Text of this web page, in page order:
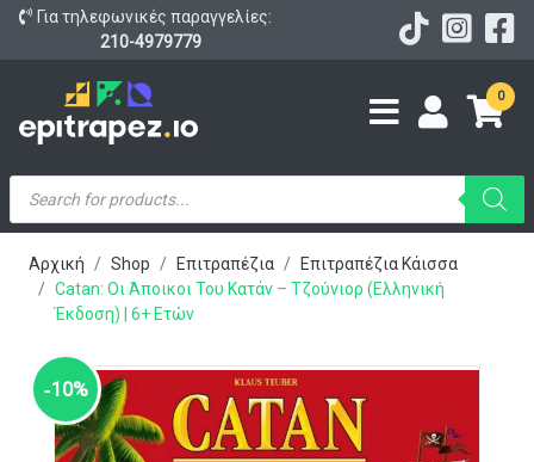
Για τηλεφωνικές παραγγελίες:
210-4979779
0
Products
search
Αρχική Shop Επιτραπέζια
Επιτραπέζια Κάισσα
Catan: Οι Άποικοι Του Κατάν – Τζούνιορ (Ελληνική
Έκδοση) | 6+ Ετών
‑10%